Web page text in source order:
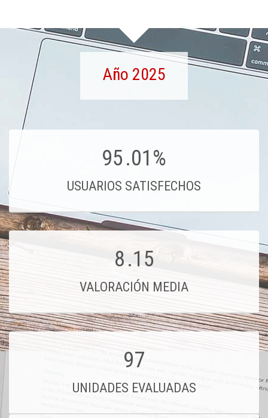
Año 2025
95.01%
USUARIOS SATISFECHOS
8.15
VALORACIÓN MEDIA
97
UNIDADES EVALUADAS